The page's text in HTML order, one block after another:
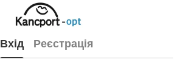
Вхід Реєстрація